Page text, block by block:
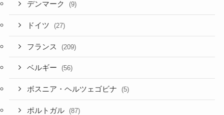
デンマーク (9)
ドイツ (27)
フランス (209)
ベルギー (56)
ボスニア・ヘルツェゴビナ (5)
ポルトガル (87)